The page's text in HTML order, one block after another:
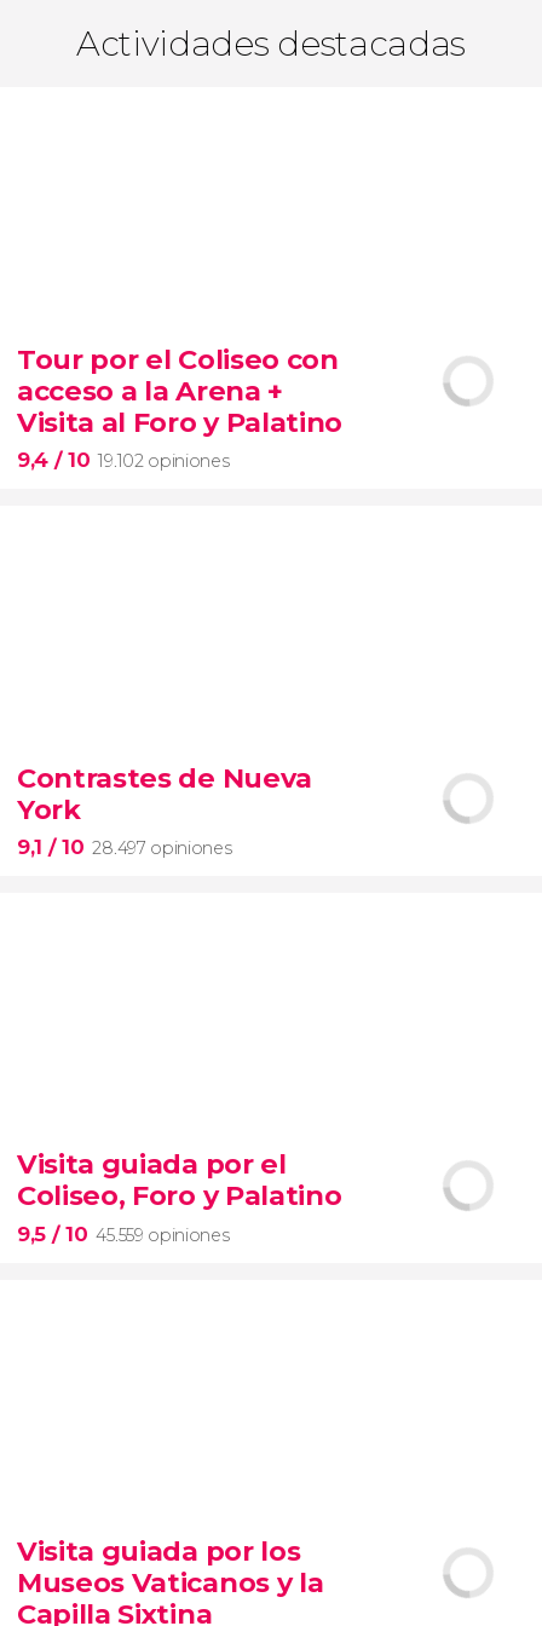
Actividades destacadas
Tour por el Coliseo con
acceso a la Arena +
Visita al Foro y Palatino
9,4 / 10 19.102 opiniones
Arena de gladiadores
visita del
Coliseo Romano
el Foro y el
Contrastes de Nueva
York
9,1 / 10 28.497 opiniones
Contrastes de Nueva York
Visita guiada por el
Coliseo, Foro y Palatino
9,5 / 10 45.559 opiniones
visita guiada por el Coliseo, Foro y Palatino
tour
en español
Visita guiada por los
Museos Vaticanos y la
Capilla Sixtina